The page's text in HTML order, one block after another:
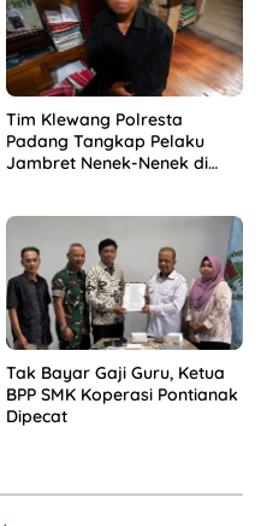
Tim Klewang Polresta
Padang Tangkap Pelaku
Jambret Nenek-Nenek di
Tak Bayar Gaji Guru, Ketua
BPP SMK Koperasi Pontianak
Dipecat